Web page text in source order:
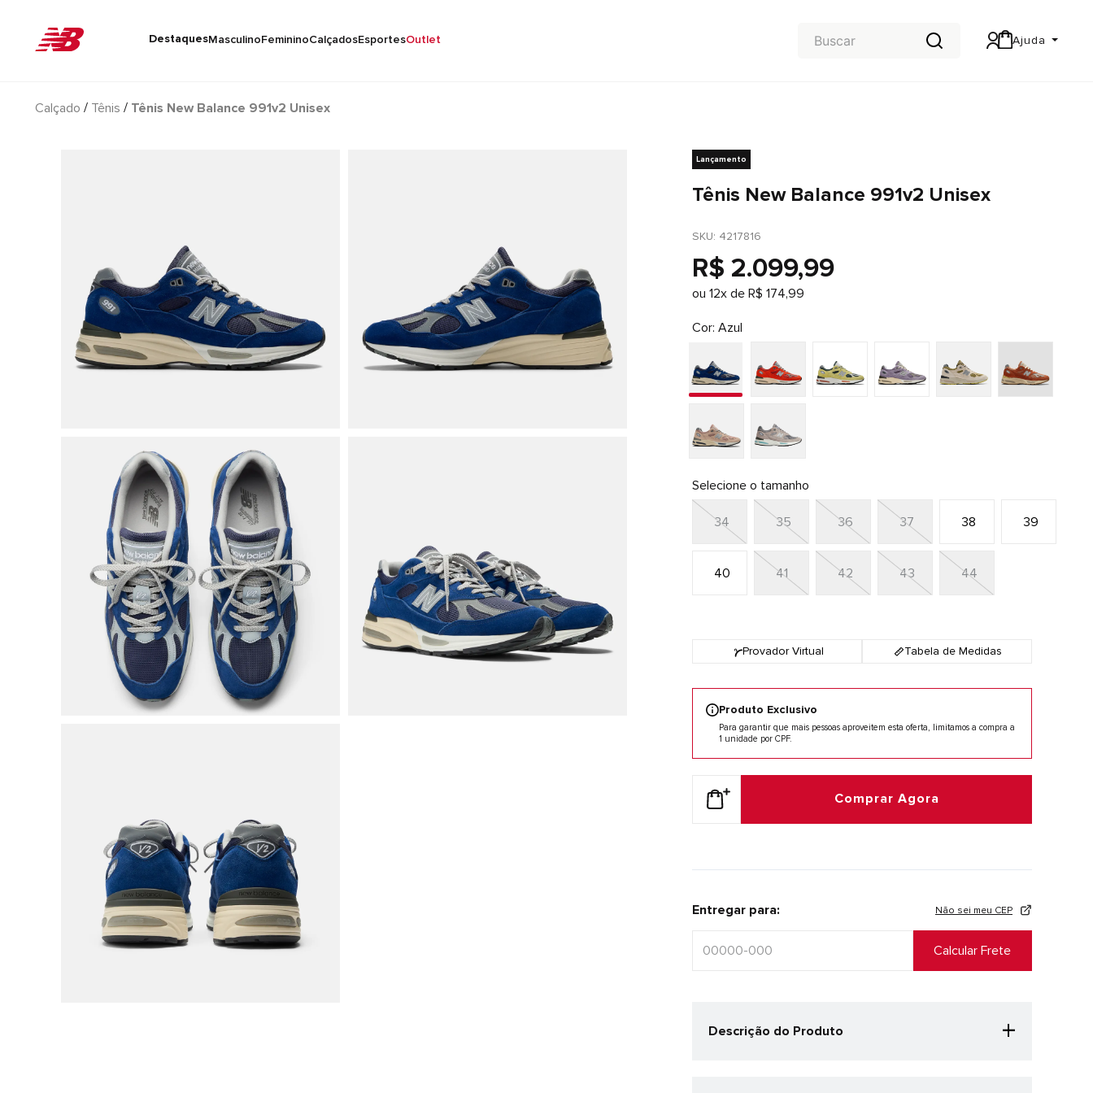
DestaquesMasculinoFemininoCalçadosEsportesOutlet Ajuda
Calçado Tênis Tênis New Balance 991v2 Unisex
Lançamento
Tênis New Balance 991v2 Unisex
SKU: 4217816
R$ 2.099,99
ou12x deR$ 174,99
Cor Azul
Selecione o tamanho
34 35 36 37 38 39
40 41 42 43 44
Provador Virtual Tabela de Medidas
Produto Exclusivo
Para garantir que mais pessoas aproveitem esta oferta, limitamos a compra a
1 unidade por CPF.
Comprar Agora
Entregar para: Não sei meu CEP
Descrição do Produto +